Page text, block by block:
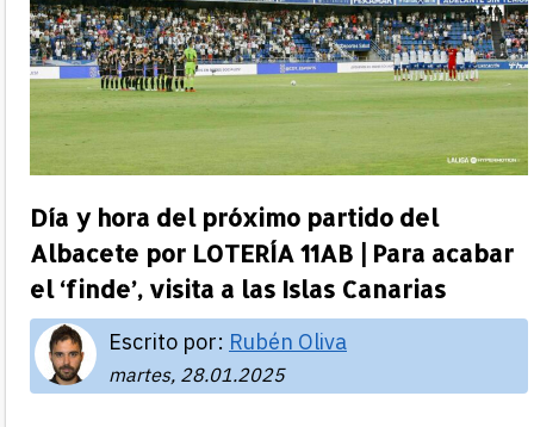
Día y hora del próximo partido del
Albacete por LOTERÍA 11AB | Para acabar
el ‘finde’, visita a las Islas Canarias
Escrito por: Rubén Oliva
martes, 28.01.2025